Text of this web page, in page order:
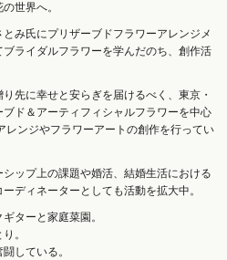
世界へ。
み氏にプリザーブドフラワーアレンジメ
ライダルフラワーを学んだのち、創作活
先に幸せと安らぎを届けるべく、東京・
ド＆アーティフィシャルフラワーを中心
レンジやフラワーアートの創作を行ってい
ップ上の課題や婚活、結婚生活における
ディネーターとしても活動を拡大中。
ターと家庭菜園。
。
している。